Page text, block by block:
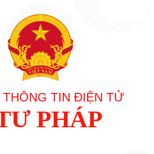
THÔNG TIN ĐIỆN TỬ
PHÁP